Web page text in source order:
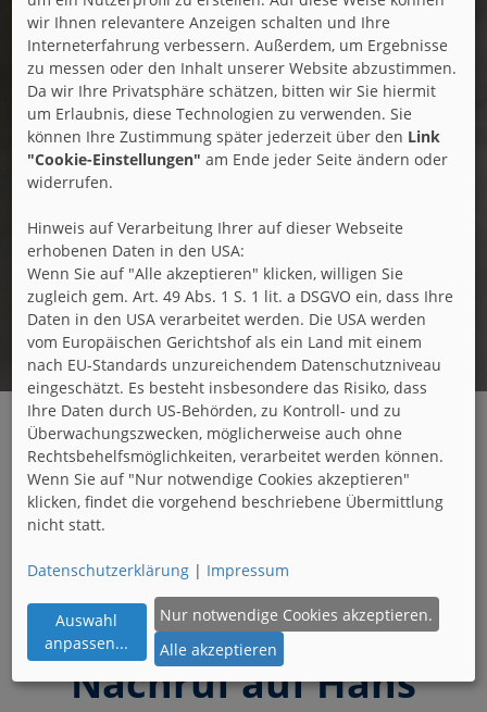
Presse
Fachverbände Wohnen und Büro betreffen werden
hier behandelt.
Nachruf auf Hans
wir Ihnen relevantere Anzeigen schalten und Ihre
Interneterfahrung verbessern. Außerdem, um Ergebnisse
zu messen oder den Inhalt unserer Website abzustimmen.
Da wir Ihre Privatsphäre schätzen, bitten wir Sie hiermit
um Erlaubnis, diese Technologien zu verwenden. Sie
können Ihre Zustimmung später jederzeit über den Link
"Cookie-Einstellungen" am Ende jeder Seite ändern oder
widerrufen.
Hinweis auf Verarbeitung Ihrer auf dieser Webseite
erhobenen Daten in den USA:
Wenn Sie auf "Alle akzeptieren" klicken, willigen Sie
zugleich gem. Art. 49 Abs. 1 S. 1 lit. a DSGVO ein, dass Ihre
Daten in den USA verarbeitet werden. Die USA werden
vom Europäischen Gerichtshof als ein Land mit einem
nach EU-Standards unzureichendem Datenschutzniveau
eingeschätzt. Es besteht insbesondere das Risiko, dass
Ihre Daten durch US-Behörden, zu Kontroll- und zu
Überwachungszwecken, möglicherweise auch ohne
Rechtsbehelfsmöglichkeiten, verarbeitet werden können.
Wenn Sie auf "Nur notwendige Cookies akzeptieren"
klicken, findet die vorgehend beschriebene Übermittlung
nicht statt.
Datenschutzerklärung | Impressum
Auswahl
anpassen...
Nur notwendige Cookies akzeptieren.
Alle akzeptieren